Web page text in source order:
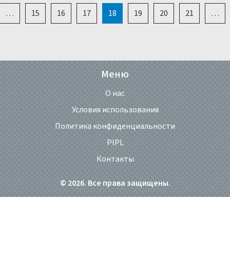
… 15 16 17 18 19 20 21 …
Меню
О нас
Условия использования
Политика конфиденциальности
PIPL
Контакты
© 2026. Все права защищены.